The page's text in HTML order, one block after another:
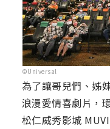
©Universal
為了讓哥兒們、姊
浪漫愛情喜劇片，
松仁威秀影城